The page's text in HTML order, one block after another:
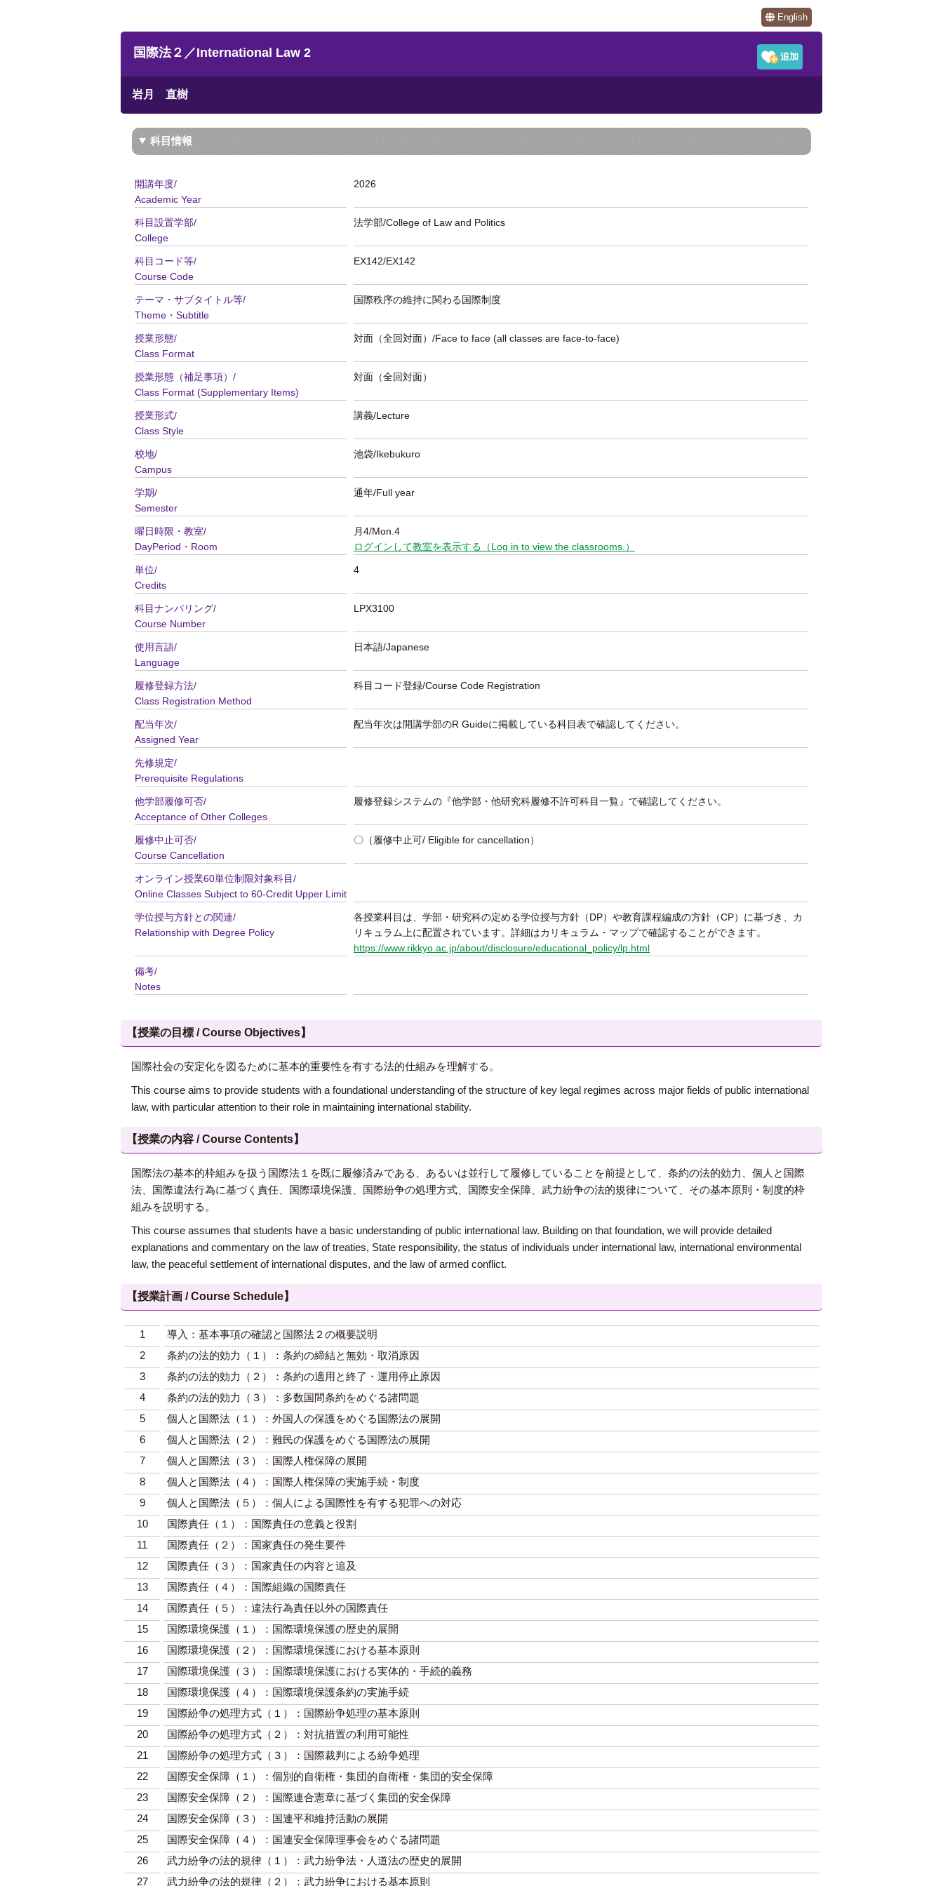
English
国際法２／International Law 2
岩月 直樹
科目情報
開講年度/
Academic Year
2026
科目設置学部/
College
法学部/College of Law and Politics
科目コード等/
Course Code
EX142/EX142
テーマ・サブタイトル等/
Theme・Subtitle
国際秩序の維持に関わる国際制度
授業形態/
Class Format
対面（全回対面）/Face to face (all classes are face-to-face)
授業形態（補足事項）/
Class Format (Supplementary Items)
対面（全回対面）
授業形式/
Class Style
講義/Lecture
校地/
Campus
池袋/Ikebukuro
学期/
Semester
通年/Full year
曜日時限・教室/
DayPeriod・Room
月4/Mon.4
ログインして教室を表示する（Log in to view the classrooms.）
単位/
Credits
4
科目ナンバリング/
Course Number
LPX3100
使用言語/
Language
日本語/Japanese
履修登録方法/
Class Registration Method
科目コード登録/Course Code Registration
配当年次/
Assigned Year
配当年次は開講学部のR Guideに掲載している科目表で確認してください。
先修規定/
Prerequisite Regulations
他学部履修可否/
Acceptance of Other Colleges
履修登録システムの『他学部・他研究科履修不許可科目一覧』で確認してください。
履修中止可否/
Course Cancellation
〇（履修中止可/ Eligible for cancellation）
オンライン授業60単位制限対象科目/
Online Classes Subject to 60-Credit Upper Limit
学位授与方針との関連/
Relationship with Degree Policy
各授業科目は、学部・研究科の定める学位授与方針（DP）や教育課程編成の方針（CP）に基づき、カ
リキュラム上に配置されています。詳細はカリキュラム・マップで確認することができます。
https://www.rikkyo.ac.jp/about/disclosure/educational_policy/lp.html
備考/
Notes
【授業の目標 / Course Objectives】
国際社会の安定化を図るために基本的重要性を有する法的仕組みを理解する。
This course aims to provide students with a foundational understanding of the structure of key legal regimes across major fields of public international
law, with particular attention to their role in maintaining international stability.
【授業の内容 / Course Contents】
国際法の基本的枠組みを扱う国際法１を既に履修済みである、あるいは並行して履修していることを前提として、条約の法的効力、個人と国際
法、国際違法行為に基づく責任、国際環境保護、国際紛争の処理方式、国際安全保障、武力紛争の法的規律について、その基本原則・制度的枠
組みを説明する。
This course assumes that students have a basic understanding of public international law. Building on that foundation, we will provide detailed
explanations and commentary on the law of treaties, State responsibility, the status of individuals under international law, international environmental
law, the peaceful settlement of international disputes, and the law of armed conflict.
【授業計画 / Course Schedule】
1
導入：基本事項の確認と国際法２の概要説明
2
条約の法的効力（１）：条約の締結と無効・取消原因
3
条約の法的効力（２）：条約の適用と終了・運用停止原因
4
条約の法的効力（３）：多数国間条約をめぐる諸問題
5
個人と国際法（１）：外国人の保護をめぐる国際法の展開
6
個人と国際法（２）：難民の保護をめぐる国際法の展開
7
個人と国際法（３）：国際人権保障の展開
8
個人と国際法（４）：国際人権保障の実施手続・制度
9
個人と国際法（５）：個人による国際性を有する犯罪への対応
10
国際責任（１）：国際責任の意義と役割
11
国際責任（２）：国家責任の発生要件
12
国際責任（３）：国家責任の内容と追及
13
国際責任（４）：国際組織の国際責任
14
国際責任（５）：違法行為責任以外の国際責任
15
国際環境保護（１）：国際環境保護の歴史的展開
16
国際環境保護（２）：国際環境保護における基本原則
17
国際環境保護（３）：国際環境保護における実体的・手続的義務
18
国際環境保護（４）：国際環境保護条約の実施手続
19
国際紛争の処理方式（１）：国際紛争処理の基本原則
20
国際紛争の処理方式（２）：対抗措置の利用可能性
21
国際紛争の処理方式（３）：国際裁判による紛争処理
22
国際安全保障（１）：個別的自衛権・集団的自衛権・集団的安全保障
23
国際安全保障（２）：国際連合憲章に基づく集団的安全保障
24
国際安全保障（３）：国連平和維持活動の展開
25
国際安全保障（４）：国連安全保障理事会をめぐる諸問題
26
武力紛争の法的規律（１）：武力紛争法・人道法の歴史的展開
27
武力紛争の法的規律（２）：武力紛争における基本原則